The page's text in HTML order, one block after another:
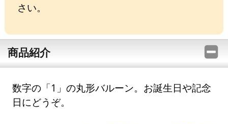
さい。
商品紹介
数字の「1」の丸形バルーン。お誕生日や記念
日にどうぞ。